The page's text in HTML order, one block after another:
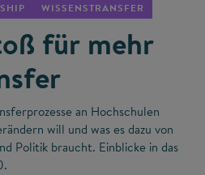
WISSENSTRANSFER
für mehr
an Hochschulen
will und was es dazu von
Politik braucht. Einblicke in das